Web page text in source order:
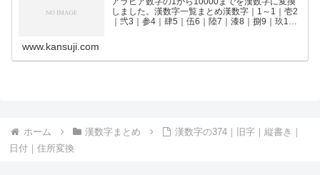
しました。漢数字一覧まとめ漢数字｜1～1｜壱2
｜弐3｜参4｜肆5｜伍6｜陸7｜漆8｜捌9｜玖10
www.kansuji.com
ホーム 漢数字まとめ
漢数字の374｜旧字｜縦書き｜
日付｜住所変換